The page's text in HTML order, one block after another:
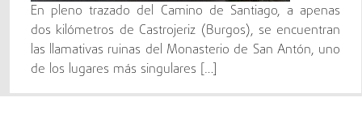
En pleno trazado del Camino de Santiago, a apenas
dos kilómetros de Castrojeriz (Burgos), se encuentran
las llamativas ruinas del Monasterio de San Antón, uno
de los lugares más singulares […]